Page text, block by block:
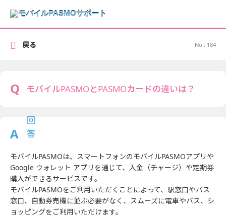
No : 184
モバイルPASMOとPASMOカードの違いは？
モバイルPASMOは、スマートフォンのモバイルPASMOアプリや
Google ウォレット アプリを通じて、入金（チャージ）や定期券
購入ができるサービスです。
モバイルPASMOをご利用いただくことによって、駅窓口やバス
窓口、自動券売機に並ぶ必要がなく、スムーズに電車やバス、シ
ョッピングをご利用いただけます。
戻る